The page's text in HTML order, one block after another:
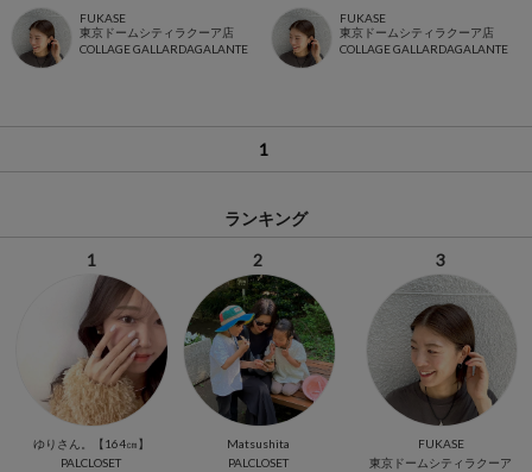
FUKASE
東京ドームシティラクーア店
COLLAGE GALLARDAGALANTE
FUKASE
東京ドームシティラクーア店
COLLAGE GALLARDAGALANTE
1
ランキング
1
ゆりさん。【164㎝】
PALCLOSET
2
Matsushita
PALCLOSET
3
FUKASE
東京ドームシティラクーア